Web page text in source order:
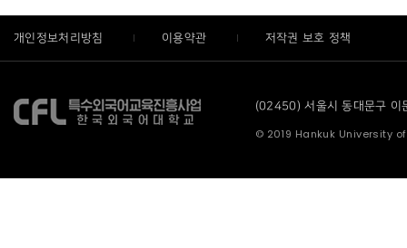
개인정보처리방침 이용약관 저작권 보호 정책
(02450) 서울시 동대문구
© 2019 Hankuk University